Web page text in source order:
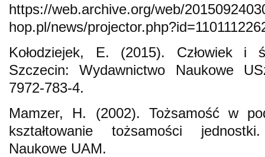
https://web.archive.org/web/
hop.pl/news/
Kołodziejek, E. (2015). Człowiek i
Szczecin: Wydawnictwo Naukowe
7972-783-4.
Mamzer, H. (2002). Tożsamość w
kształtowanie tożsamości
Naukowe UAM.